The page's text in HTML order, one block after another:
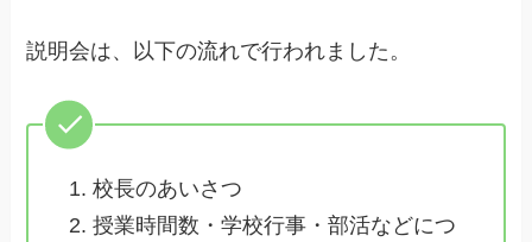
説明会は、以下の流れで行われました。
校長のあいさつ
授業時間数・学校行事・部活などにつ